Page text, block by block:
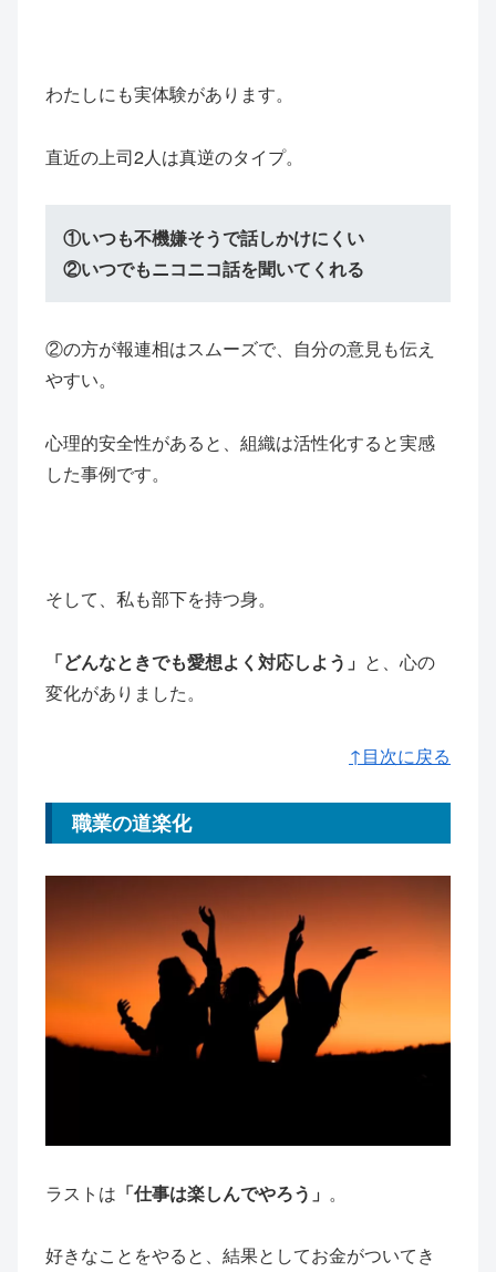
わたしにも実体験があります。
直近の上司2人は真逆のタイプ。
①いつも不機嫌そうで話しかけにくい
②いつでもニコニコ話を聞いてくれる
②の方が報連相はスムーズで、自分の意見も伝え
やすい。
心理的安全性があると、組織は活性化すると実感
した事例です。
そして、私も部下を持つ身。
「どんなときでも愛想よく対応しよう」 と、心の
変化がありました。
↑目次に戻る
職業の道楽化
ラストは 「仕事は楽しんでやろう」 。
好きなことをやると、結果としてお金がついてき